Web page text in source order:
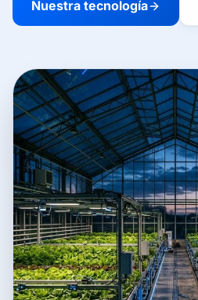
Nuestra tecnología